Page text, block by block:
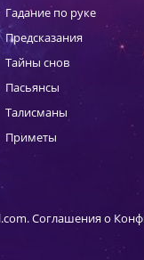
Гадание по руке
Предсказания
Тайны снов
Пасьянсы
Талисманы
Приметы
Соглашения о